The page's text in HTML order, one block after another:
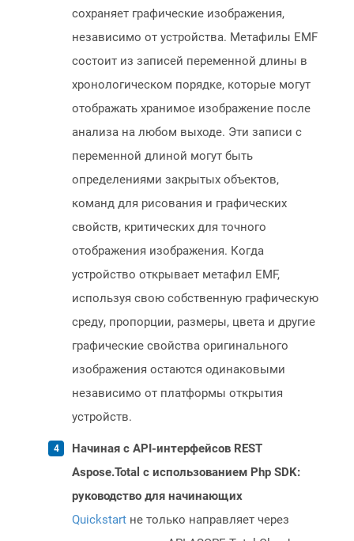
сохраняет графические изображения,
независимо от устройства. Метафилы EMF
состоит из записей переменной длины в
хронологическом порядке, которые могут
отображать хранимое изображение после
анализа на любом выходе. Эти записи с
переменной длиной могут быть
определениями закрытых объектов,
команд для рисования и графических
свойств, критических для точного
отображения изображения. Когда
устройство открывает метафил EMF,
используя свою собственную графическую
среду, пропорции, размеры, цвета и другие
графические свойства оригинального
изображения остаются одинаковыми
независимо от платформы открытия
устройств.
Начиная с API-интерфейсов REST
Aspose.Total с использованием Php SDK:
руководство для начинающих
Quickstart не только направляет через